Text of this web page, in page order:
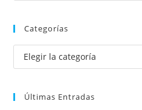
Categorías
Últimas Entradas